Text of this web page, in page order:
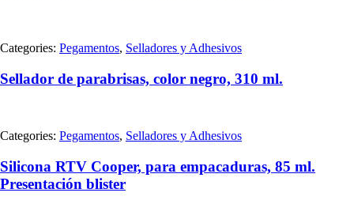
Categories: Pegamentos, Selladores y Adhesivos
Sellador de parabrisas, color negro, 310 ml.
Categories: Pegamentos, Selladores y Adhesivos
Silicona RTV Cooper, para empacaduras, 85 ml.
Presentación blister